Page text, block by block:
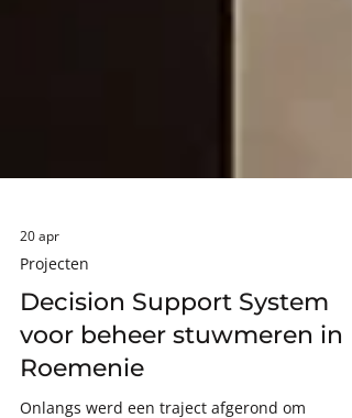
20 apr
Projecten
Decision Support System
voor beheer stuwmeren in